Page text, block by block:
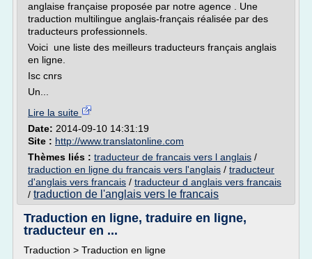
anglaise française proposée par notre agence . Une
traduction multilingue anglais-français réalisée par des
traducteurs professionnels.
Voici une liste des meilleurs traducteurs français anglais
en ligne.
Isc cnrs
Un...
Lire la suite
Date: 2014-09-10 14:31:19
Site : http://www.translatonline.com
Thèmes liés : traducteur de francais vers l anglais /
traduction en ligne du francais vers l'anglais / traducteur
d'anglais vers francais / traducteur d anglais vers francais
/ traduction de l'anglais vers le francais
Traduction en ligne, traduire en ligne,
traducteur en ...
Traduction > Traduction en ligne